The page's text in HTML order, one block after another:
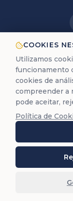
A Trastevere é
para
reservados.
Reprodução
COOKIES
Utilizamos
funcionamento
cookies de
compreender a
pode aceitar,
Política de